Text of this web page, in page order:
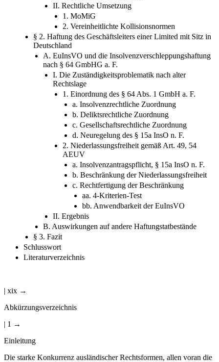
II. Rechtliche Umsetzung
1. MoMiG
2. Vereinheitlichte Kollisionsnormen
§ 2. Haftung des Geschäftsleiters einer Limited mit Sitz in
Deutschland
A. EuInsVO und die Insolvenzverschleppungshaftung
nach § 64 GmbHG a. F.
I. Die Zuständigkeitsproblematik nach alter
Rechtslage
1. Einordnung des § 64 Abs. 1 GmbH a. F.
a. Insolvenzrechtliche Zuordnung
b. Deliktsrechtliche Zuordnung
c. Gesellschaftsrechtliche Zuordnung
d. Neuregelung des § 15a InsO n. F.
2. Niederlassungsfreiheit gemäß Art. 49, 54
AEUV
a. Insolvenzantragspflicht, § 15a InsO n. F.
b. Beschränkung der Niederlassungsfreiheit
c. Rechtfertigung der Beschränkung
aa. 4-Kriterien-Test
bb. Anwendbarkeit der EuInsVO
II. Ergebnis
B. Auswirkungen auf andere Haftungstatbestände
§ 3. Fazit
Schlusswort
Literaturverzeichnis
| xix →
Abkürzungsverzeichnis
| 1 →
Einleitung
Die starke Konkurrenz ausländischer Rechtsformen, allen voran die